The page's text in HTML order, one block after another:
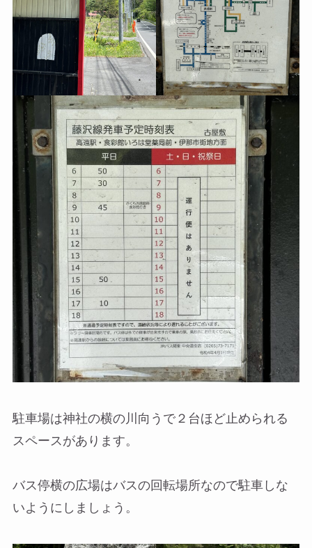
駐車場は神社の横の川向うで２台ほど止められる
スペースがあります。
バス停横の広場はバスの回転場所なので駐車しな
いようにしましょう。